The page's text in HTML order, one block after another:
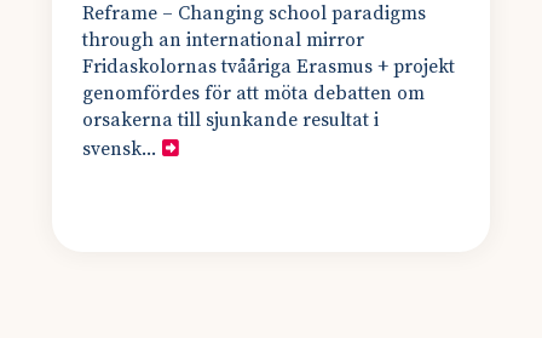
Reframe – Changing school paradigms
through an international mirror
Fridaskolornas tvååriga Erasmus + projekt
genomfördes för att möta debatten om
orsakerna till sjunkande resultat i
svensk...